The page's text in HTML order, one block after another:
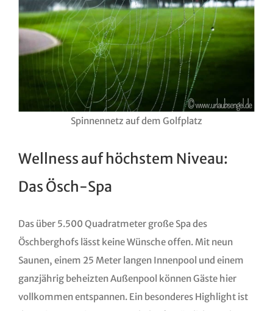
Spinnennetz auf dem Golfplatz
Wellness auf höchstem Niveau:
Das Ösch-Spa
Das über 5.500 Quadratmeter große Spa des
Öschberghofs lässt keine Wünsche offen. Mit neun
Saunen, einem 25 Meter langen Innenpool und einem
ganzjährig beheizten Außenpool können Gäste hier
vollkommen entspannen. Ein besonderes Highlight ist